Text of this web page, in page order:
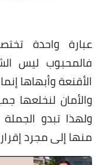
عبارة واحدة
فالمحبوب ليس
الأقنعة وأبهاها
والأمان لنخلعها
ولهذا تبدو
منها إلى مجرد